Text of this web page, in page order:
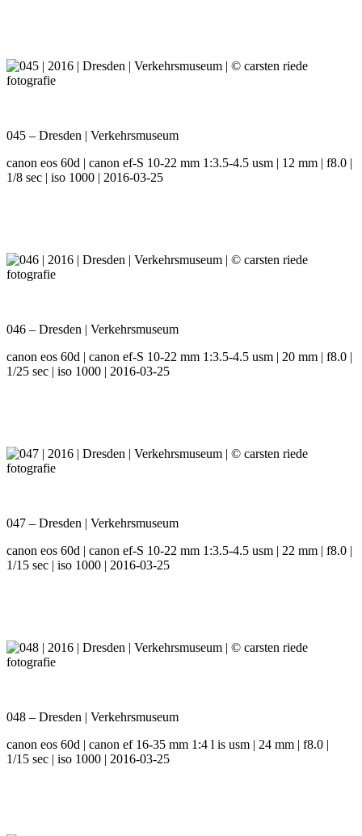
045 – Dresden | Verkehrsmuseum
canon eos 60d | canon ef-S 10-22 mm 1:3.5-4.5 usm | 12 mm | f8.0 |
1/8 sec | iso 1000 | 2016-03-25
046 – Dresden | Verkehrsmuseum
canon eos 60d | canon ef-S 10-22 mm 1:3.5-4.5 usm | 20 mm | f8.0 |
1/25 sec | iso 1000 | 2016-03-25
047 – Dresden | Verkehrsmuseum
canon eos 60d | canon ef-S 10-22 mm 1:3.5-4.5 usm | 22 mm | f8.0 |
1/15 sec | iso 1000 | 2016-03-25
048 – Dresden | Verkehrsmuseum
canon eos 60d | canon ef 16-35 mm 1:4 l is usm | 24 mm | f8.0 |
1/15 sec | iso 1000 | 2016-03-25